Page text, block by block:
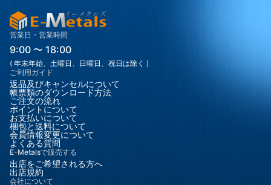
営業日・営業時間
9:00 〜 18:00
( 年末年始、土曜日、日曜日、祝日は除く )
ご利用ガイド
返品及びキャンセルについて
帳票類のダウンロード方法
ご注文の流れ
ポイントについて
お支払いについて
梱包と送料について
会員情報変更について
よくある質問
E-Metalsで販売する
出店をご希望される方へ
出店規約
会社について